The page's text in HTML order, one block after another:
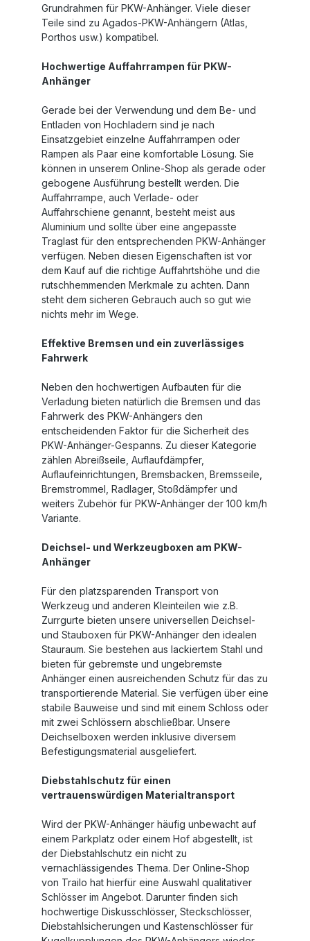
Grundrahmen für PKW-Anhänger. Viele dieser
Teile sind zu Agados-PKW-Anhängern (Atlas,
Porthos usw.) kompatibel.
Hochwertige Auffahrrampen für PKW-
Anhänger
Gerade bei der Verwendung und dem Be- und
Entladen von Hochladern sind je nach
Einsatzgebiet einzelne Auffahrrampen oder
Rampen als Paar eine komfortable Lösung. Sie
können in unserem Online-Shop als gerade oder
gebogene Ausführung bestellt werden. Die
Auffahrrampe, auch Verlade- oder
Auffahrschiene genannt, besteht meist aus
Aluminium und sollte über eine angepasste
Traglast für den entsprechenden PKW-Anhänger
verfügen. Neben diesen Eigenschaften ist vor
dem Kauf auf die richtige Auffahrtshöhe und die
rutschhemmenden Merkmale zu achten. Dann
steht dem sicheren Gebrauch auch so gut wie
nichts mehr im Wege.
Effektive Bremsen und ein zuverlässiges
Fahrwerk
Neben den hochwertigen Aufbauten für die
Verladung bieten natürlich die Bremsen und das
Fahrwerk des PKW-Anhängers den
entscheidenden Faktor für die Sicherheit des
PKW-Anhänger-Gespanns. Zu dieser Kategorie
zählen Abreißseile, Auflaufdämpfer,
Auflaufeinrichtungen, Bremsbacken, Bremsseile,
Bremstrommel, Radlager, Stoßdämpfer und
weiters Zubehör für PKW-Anhänger der 100 km/h
Variante.
Deichsel- und Werkzeugboxen am PKW-
Anhänger
Für den platzsparenden Transport von
Werkzeug und anderen Kleinteilen wie z.B.
Zurrgurte bieten unsere universellen Deichsel-
und Stauboxen für PKW-Anhänger den idealen
Stauraum. Sie bestehen aus lackiertem Stahl und
bieten für gebremste und ungebremste
Anhänger einen ausreichenden Schutz für das zu
transportierende Material. Sie verfügen über eine
stabile Bauweise und sind mit einem Schloss oder
mit zwei Schlössern abschließbar. Unsere
Deichselboxen werden inklusive diversem
Befestigungsmaterial ausgeliefert.
Diebstahlschutz für einen
vertrauenswürdigen Materialtransport
Wird der PKW-Anhänger häufig unbewacht auf
einem Parkplatz oder einem Hof abgestellt, ist
der Diebstahlschutz ein nicht zu
vernachlässigendes Thema. Der Online-Shop
von Trailo hat hierfür eine Auswahl qualitativer
Schlösser im Angebot. Darunter finden sich
hochwertige Diskusschlösser, Steckschlösser,
Diebstahlsicherungen und Kastenschlösser für